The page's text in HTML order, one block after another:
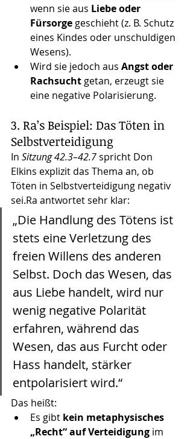
wenn sie aus Liebe oder
Fürsorge geschieht (z. B. Schutz
eines Kindes oder unschuldigen
Wesens).
Wird sie jedoch aus Angst oder
Rachsucht getan, erzeugt sie
eine negative Polarisierung.
3. Ra’s Beispiel: Das Töten in
Selbstverteidigung
In Sitzung 42.3–42.7 spricht Don
Elkins explizit das Thema an, ob
Töten in Selbstverteidigung negativ
sei.Ra antwortet sehr klar:
„Die Handlung des Tötens ist
stets eine Verletzung des
freien Willens des anderen
Selbst. Doch das Wesen, das
aus Liebe handelt, wird nur
wenig negative Polarität
erfahren, während das
Wesen, das aus Furcht oder
Hass handelt, stärker
entpolarisiert wird.“
Das heißt:
Es gibt kein metaphysisches
„Recht“ auf Verteidigung im